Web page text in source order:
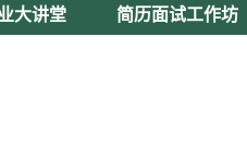
大讲堂 简历面试工作坊